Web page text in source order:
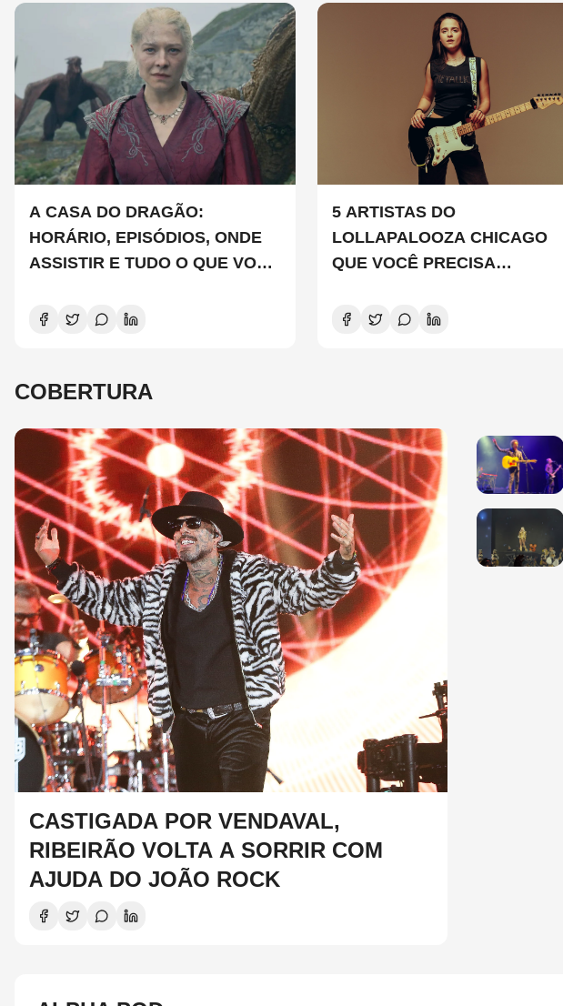
A CASA DO DRAGÃO:
HORÁRIO, EPISÓDIOS, ONDE
ASSISTIR E TUDO O QUE VOCÊ
NOVA TEMPORADA
5 ARTISTAS DO
LOLLAPALOOZA CHICAGO
QUE VOCÊ PRECISA
COBERTURA
CASTIGADA POR VENDAVAL,
RIBEIRÃO VOLTA A SORRIR COM
AJUDA DO JOÃO ROCK